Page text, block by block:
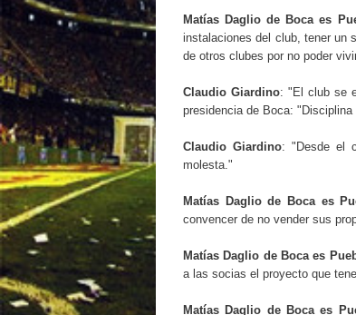
Matías Daglio de Boca es
instalaciones del club, tener un
de otros clubes por no poder
Claudio Giardino: "El club se
presidencia de Boca:
Claudio Giardino: "Desde el
molesta."
Matías Daglio de Boca es
convencer de no vender sus
Matías Daglio de Boca es
a las socias el proyecto que
Matías Daglio de Boca es